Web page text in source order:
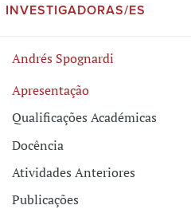
INVESTIGADORAS/ES
Andrés Spognardi
Apresentação
Qualificações Académicas
Docência
Atividades Anteriores
Publicações